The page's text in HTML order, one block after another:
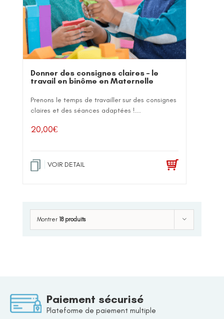
Donner des consignes claires – le
travail en binôme en Maternelle
Prenons le temps de travailler sur des consignes
claires et des séances adaptées !...
20,00€
VOIR DETAIL
Montrer 18 produits
Paiement sécurisé
Plateforme de paiement multiple